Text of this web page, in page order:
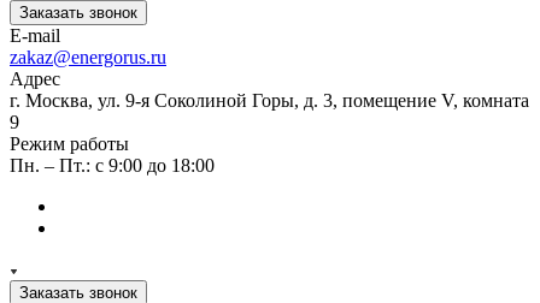
Заказать звонок
E-mail
zakaz@energorus.ru
Адрес
г. Москва, ул. 9-я Соколиной Горы, д. 3, помещение V, комната
9
Режим работы
Пн. – Пт.: с 9:00 до 18:00
Заказать звонок